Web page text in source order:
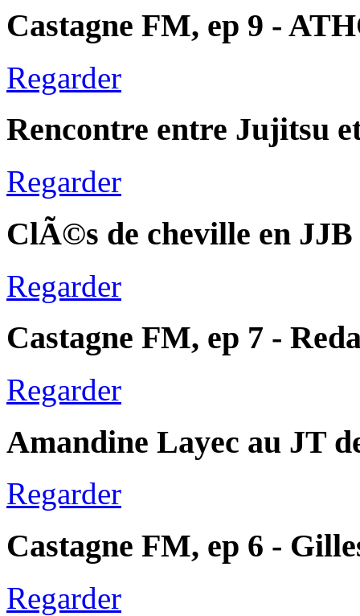
Castagne FM, ep 9 -
Regarder
Rencontre entre Jujitsu
Regarder
ClÃ©s de cheville en
Regarder
Castagne FM, ep 7 -
Regarder
Amandine Layec au JT
Regarder
Castagne FM, ep 6 -
Regarder